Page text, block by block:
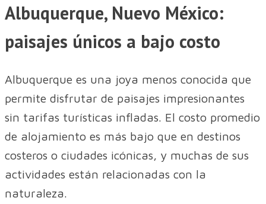
Albuquerque, Nuevo México:
paisajes únicos a bajo costo
Albuquerque es una joya menos conocida que
permite disfrutar de paisajes impresionantes
sin tarifas turísticas infladas. El costo promedio
de alojamiento es más bajo que en destinos
costeros o ciudades icónicas, y muchas de sus
actividades están relacionadas con la
naturaleza.